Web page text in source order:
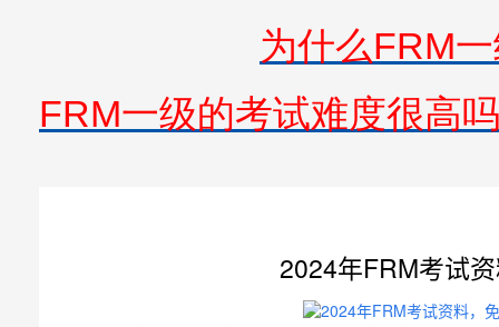
为什么FRM
FRM一级的考试难度很高